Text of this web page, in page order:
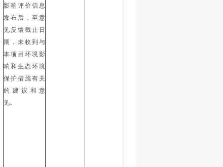
影响评价信息
发布后，至意
见反馈截止日
期，未收到与
本项目环境影
响和生态环境
保护措施有关
的建议和意
见。